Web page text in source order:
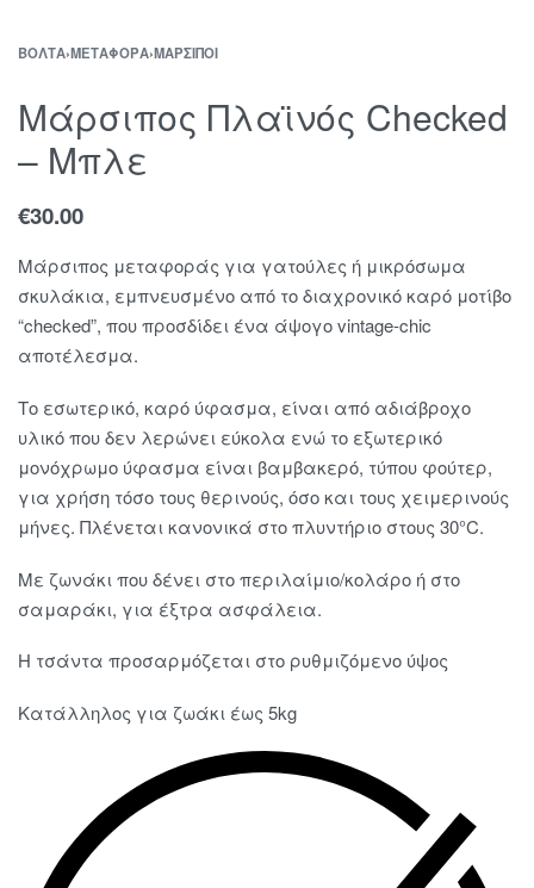
ΒΌΛΤΑ›ΜΕΤΑΦΟΡΆ›ΜΆΡΣΙΠΟΙ
Μάρσιπος Πλαϊνός Checked
– Μπλε
€30.00
Μάρσιπος μεταφοράς για γατούλες ή μικρόσωμα
σκυλάκια, εμπνευσμένο από το διαχρονικό καρό μοτίβο
“checked”, που προσδίδει ένα άψογο vintage-chic
αποτέλεσμα.
Το εσωτερικό, καρό ύφασμα, είναι από αδιάβροχο
υλικό που δεν λερώνει εύκολα ενώ το εξωτερικό
μονόχρωμο ύφασμα είναι βαμβακερό, τύπου φούτερ,
για χρήση τόσο τους θερινούς, όσο και τους χειμερινούς
μήνες. Πλένεται κανονικά στο πλυντήριο στους 30°C.
Με ζωνάκι που δένει στο περιλαίμιο/κολάρο ή στο
σαμαράκι, για έξτρα ασφάλεια.
Η τσάντα προσαρμόζεται στο ρυθμιζόμενο ύψος
Κατάλληλος για ζωάκι έως 5kg